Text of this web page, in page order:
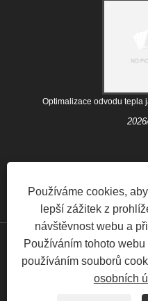
Optimalizace odvodu tepla
Copyright © 2021 Nanjing Majestic
System -
Používáme cookies,
lepší zážitek z
návštěvnost webu a
Používáním tohoto
používáním souborů
osobních